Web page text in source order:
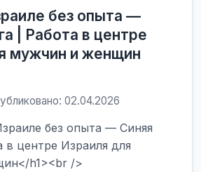
без опыта —
| Работа в центре
мужчин и женщин
02.04.2026
без опыта — Синяя
в центре Израиля для
h1><br />